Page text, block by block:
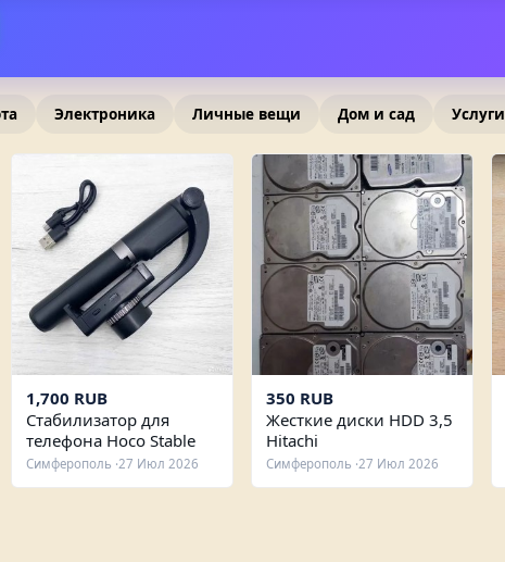
Электроника Личные вещи Дом и сад Услуги
1,700 RUB
Стабилизатор для
телефона Hoco Stable
Shooting K14
Симферополь ·27 Июл 2026
350 RUB
Жесткие диски HDD 3,5
Hitachi
Симферополь ·27 Июл 2026